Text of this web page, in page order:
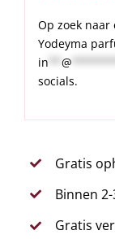
Op zoek
Yodeyma
in
@
socials.
Gratis
Binnen
Gratis